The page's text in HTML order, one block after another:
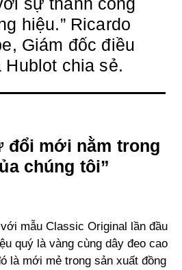
hiệu.” Ricardo
Giám đốc điều
Hublot chia sẻ.
đổi mới nằm trong
chúng tôi”
mẫu Classic Original lần đầu
quý là vàng cùng dây đeo cao
là mới mẻ trong sản xuất đồng